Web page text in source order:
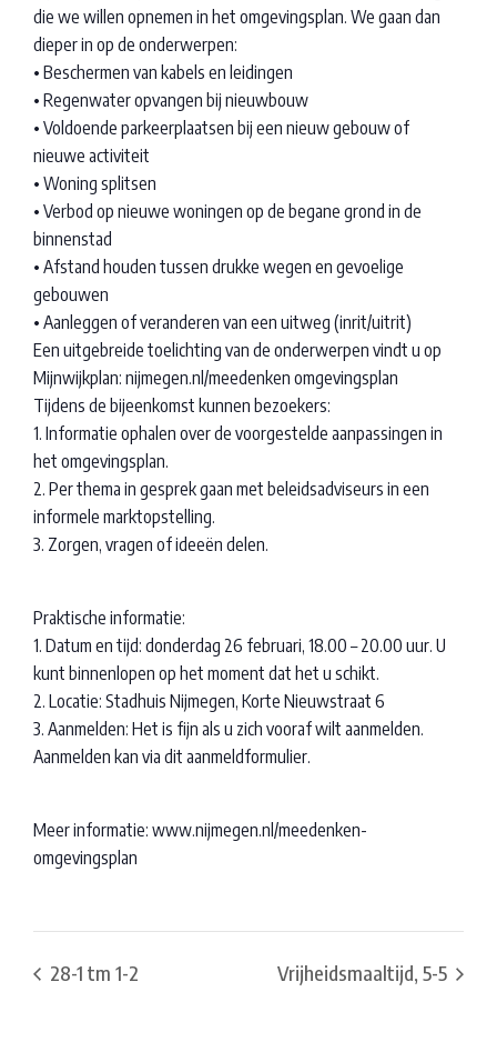
die we willen opnemen in het omgevingsplan. We gaan dan
dieper in op de onderwerpen:
• Beschermen van kabels en leidingen
• Regenwater opvangen bij nieuwbouw
• Voldoende parkeerplaatsen bij een nieuw gebouw of
nieuwe activiteit
• Woning splitsen
• Verbod op nieuwe woningen op de begane grond in de
binnenstad
• Afstand houden tussen drukke wegen en gevoelige
gebouwen
• Aanleggen of veranderen van een uitweg (inrit/uitrit)
Een uitgebreide toelichting van de onderwerpen vindt u op
Mijnwijkplan: nijmegen.nl/meedenken omgevingsplan
Tijdens de bijeenkomst kunnen bezoekers:
1. Informatie ophalen over de voorgestelde aanpassingen in
het omgevingsplan.
2. Per thema in gesprek gaan met beleidsadviseurs in een
informele marktopstelling.
3. Zorgen, vragen of ideeën delen.
Praktische informatie:
1. Datum en tijd: donderdag 26 februari, 18.00 – 20.00 uur. U
kunt binnenlopen op het moment dat het u schikt.
2. Locatie: Stadhuis Nijmegen, Korte Nieuwstraat 6
3. Aanmelden: Het is fijn als u zich vooraf wilt aanmelden.
Aanmelden kan via dit aanmeldformulier.
Meer informatie: www.nijmegen.nl/meedenken-
omgevingsplan
28-1 tm 1-2 Vrijheidsmaaltijd, 5-5